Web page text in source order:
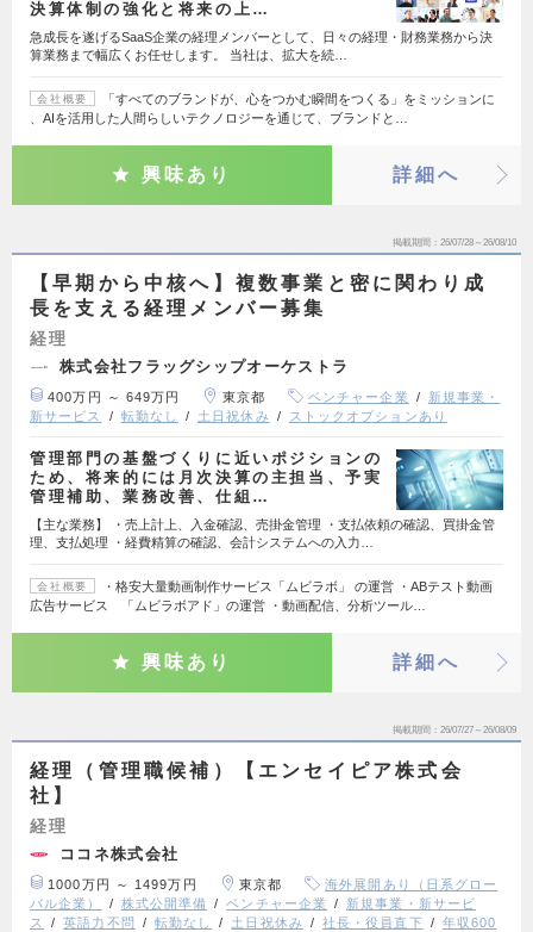
決算体制の強化と将来の上…
急成長を遂げるSaaS企業の経理メンバーとして、日々の経理・財務業務から決
算業務まで幅広くお任せします。 当社は、拡大を続…
会社概要
「すべてのブランドが、心をつかむ瞬間をつくる」をミッションに
、AIを活用した人間らしいテクノロジーを通じて、ブランドと…
興味あり 詳細へ
掲載期間 26/07/28～26/08/10
【早期から中核へ】複数事業と密に関わり成
長を支える経理メンバー募集
経理
株式会社フラッグシップオーケストラ
400万円 ～ 649万円 東京都 ベンチャー企業
新規事業・
新サービス
転勤なし 土日祝休み ストックオプションあり
管理部門の基盤づくりに近いポジションの
ため、将来的には月次決算の主担当、予実
管理補助、業務改善、仕組…
【主な業務】 ・売上計上、入金確認、売掛金管理 ・支払依頼の確認、買掛金管
理、支払処理 ・経費精算の確認、会計システムへの入力…
会社概要
・格安大量動画制作サービス「ムビラボ」 の運営 ・ABテスト動画
広告サービス 「ムビラボアド」の運営 ・動画配信、分析ツール…
興味あり 詳細へ
掲載期間 26/07/27～26/08/09
経理（管理職候補）【エンセイピア株式会
社】
経理
ココネ株式会社
1000万円 ～ 1499万円 東京都
海外展開あり（日系グロー
バル企業）
株式公開準備 ベンチャー企業
新規事業・新サービ
ス
英語力不問 転勤なし 土日祝休み 社長・役員直下
年収600